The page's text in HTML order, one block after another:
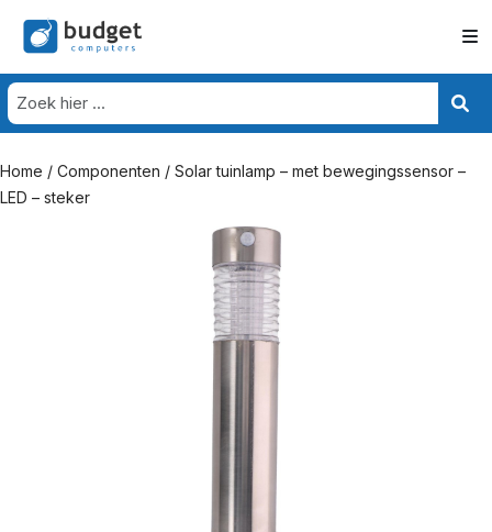
Home / Componenten / Solar tuinlamp – met bewegingssensor –
LED – steker